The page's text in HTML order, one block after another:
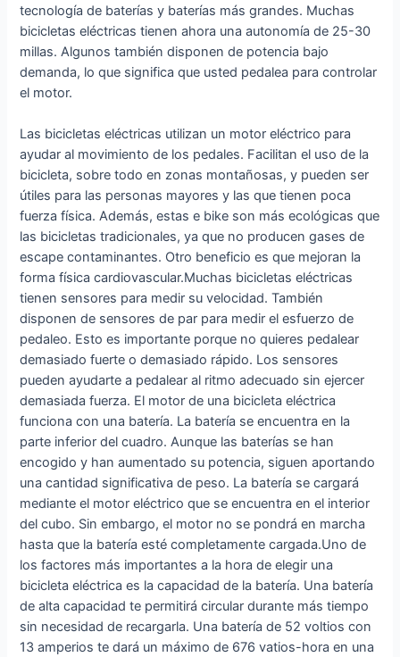
tecnología de baterías y baterías más grandes. Muchas
bicicletas eléctricas tienen ahora una autonomía de 25-30
millas. Algunos también disponen de potencia bajo
demanda, lo que significa que usted pedalea para controlar
el motor.
Las bicicletas eléctricas utilizan un motor eléctrico para
ayudar al movimiento de los pedales. Facilitan el uso de la
bicicleta, sobre todo en zonas montañosas, y pueden ser
útiles para las personas mayores y las que tienen poca
fuerza física. Además, estas e bike son más ecológicas que
las bicicletas tradicionales, ya que no producen gases de
escape contaminantes. Otro beneficio es que mejoran la
forma física cardiovascular.Muchas bicicletas eléctricas
tienen sensores para medir su velocidad. También
disponen de sensores de par para medir el esfuerzo de
pedaleo. Esto es importante porque no quieres pedalear
demasiado fuerte o demasiado rápido. Los sensores
pueden ayudarte a pedalear al ritmo adecuado sin ejercer
demasiada fuerza. El motor de una bicicleta eléctrica
funciona con una batería. La batería se encuentra en la
parte inferior del cuadro. Aunque las baterías se han
encogido y han aumentado su potencia, siguen aportando
una cantidad significativa de peso. La batería se cargará
mediante el motor eléctrico que se encuentra en el interior
del cubo. Sin embargo, el motor no se pondrá en marcha
hasta que la batería esté completamente cargada.Uno de
los factores más importantes a la hora de elegir una
bicicleta eléctrica es la capacidad de la batería. Una batería
de alta capacidad te permitirá circular durante más tiempo
sin necesidad de recargarla. Una batería de 52 voltios con
13 amperios te dará un máximo de 676 vatios-hora en una